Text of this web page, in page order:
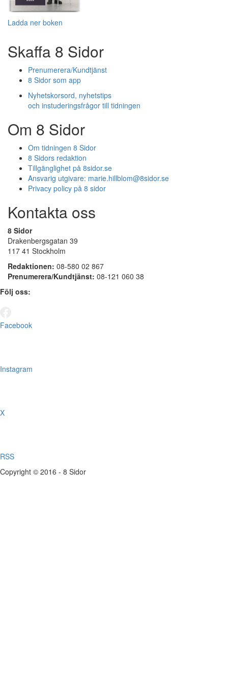
Ladda ner boken
Skaffa 8 Sidor
Prenumerera/Kundtjänst
8 Sidor som app
Nyhetskorsord, nyhetstips
och instuderingsfrågor till tidningen
Om 8 Sidor
Om tidningen 8 Sidor
8 Sidors redaktion
Tillgänglighet på 8sidor.se
Ansvarig utgivare: marie.hillblom@8sidor.se
Privacy policy på 8 sidor
Kontakta oss
8 Sidor
Drakenbergsgatan 39
117 41 Stockholm
Redaktionen: 08-580 02 867
Prenumerera/Kundtjänst: 08-121 060 38
Följ oss:
Facebook
Instagram
X
RSS
Copyright © 2016 - 8 Sidor